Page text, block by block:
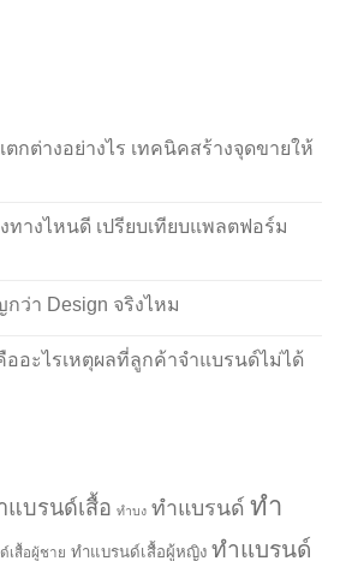
กต่างอย่างไร เทคนิคสร้างจุดขายให้
ทางไหนดี เปรียบเทียบแพลตฟอร์ม
ว่า Design จริงไหม
ออะไรเหตุผลที่ลูกค้าจำแบรนด์ไม่ได้
แบรนด์เสื้อ ทำบง ทำแบรนด์ ทำ
เสื้อผู้ชาย ทำแบรนด์เสื้อผู้หญิง ทำแบรนด์